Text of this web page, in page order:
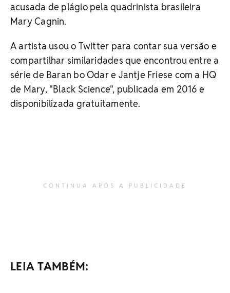
acusada de plágio pela quadrinista brasileira
Mary Cagnin.
A artista usou o Twitter para contar sua versão e
compartilhar similaridades que encontrou entre a
série de Baran bo Odar e Jantje Friese com a HQ
de Mary, "Black Science", publicada em 2016 e
disponibilizada gratuitamente.
CONTINUA APÓS A PUBLICIDADE
LEIA TAMBÉM: